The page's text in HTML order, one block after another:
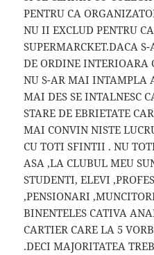
PENTRU CA
NU II EXCLUD PENTRU
SUPERMARCKET.DACA
DE ORDINE INTERIOARA
NU S-AR MAI INTAMPLA
MAI DES SE INTALNESC
STARE DE EBRIETATE
MAI CONVIN NISTE
CU TOTI SFINTII . NU
ASA ,LA CLUBUL MEU
STUDENTI, ELEVI
,PENSIONARI
BINENTELES CATIVA
CARTIER CARE LA 5
.DECI MAJORITATEA